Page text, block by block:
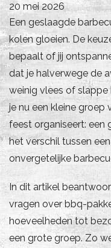
20 mei 2026
Een geslaagde
kolen gloeien. De
bepaalt of jij
dat je halverwege de
weinig vlees of
je nu een kleine
feest organiseert: een
het verschil tussen
onvergetelijke
In dit artikel
vragen over bbq-
hoeveelheden tot
een grote groep. Zo